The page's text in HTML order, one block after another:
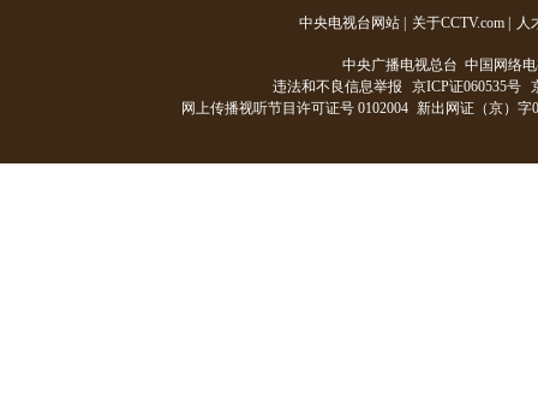
中央电视台网站 关于CCTV.com 人
中央广播电视总台 中国网络
违法和不良信息举报
京ICP证060535号
网上传播视听节目许可证号 0102004 新出网证（京）